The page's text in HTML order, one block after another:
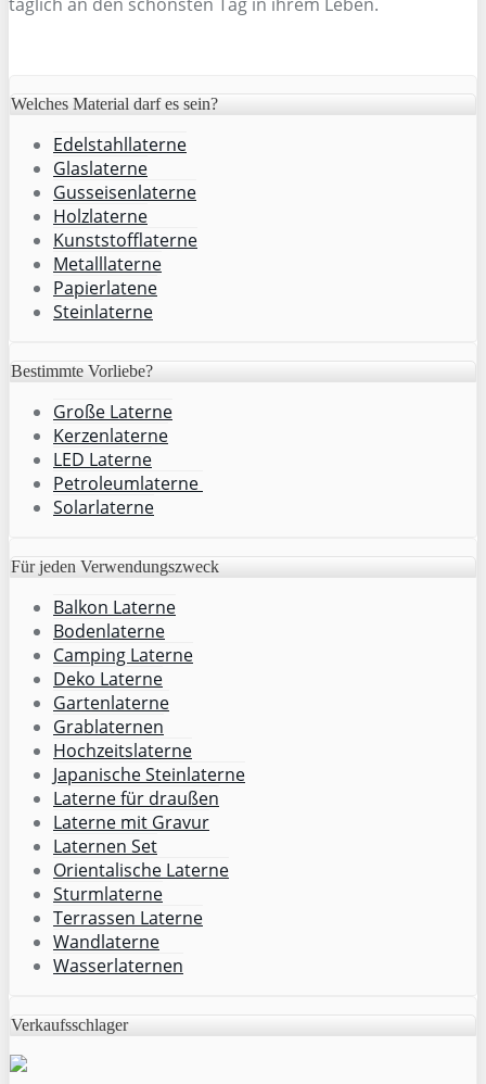
Welches Material darf es sein?
Edelstahllaterne
Glaslaterne
Gusseisenlaterne
Holzlaterne
Kunststofflaterne
Metalllaterne
Papierlatene
Steinlaterne
Bestimmte Vorliebe?
Große Laterne
Kerzenlaterne
LED Laterne
Petroleumlaterne
Solarlaterne
Für jeden Verwendungszweck
Balkon Laterne
Bodenlaterne
Camping Laterne
Deko Laterne
Gartenlaterne
Grablaternen
Hochzeitslaterne
Japanische Steinlaterne
Laterne für draußen
Laterne mit Gravur
Laternen Set
Orientalische Laterne
Sturmlaterne
Terrassen Laterne
Wandlaterne
Wasserlaternen
Verkaufsschlager